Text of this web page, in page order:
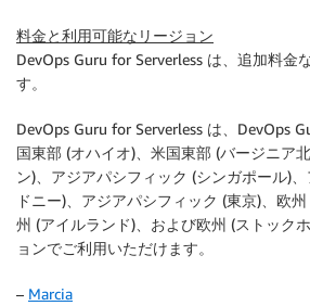
料金と利用可能なリージョン
DevOps Guru for Serverless は、追加料金
す。
DevOps Guru for Serverless は、DevOps
国東部 (オハイオ)、米国東部 (バージニア
ン)、アジアパシフィック (シンガポール)
ドニー)、アジアパシフィック (東京)、欧
州 (アイルランド)、および欧州 (ストック
ョンでご利用いただけます。
– Marcia